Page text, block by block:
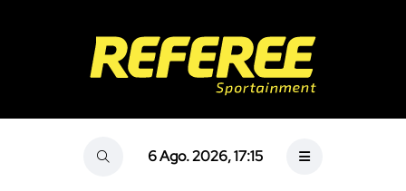
6 Ago. 2026, 17:15